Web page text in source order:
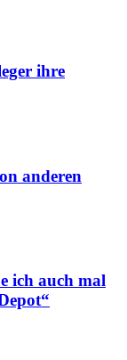
ihre
anderen
ich auch mal